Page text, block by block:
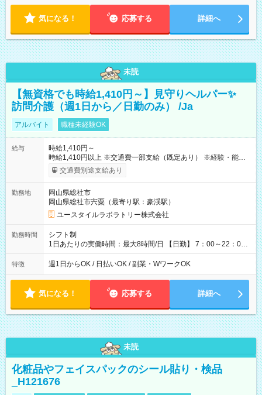
気になる！ 応募する 詳細へ
未読
【無資格でも時給1,410円～】見守りヘルパー✨
訪問介護（週1日から／日勤のみ） /Ja
アルバイト 職種未経験OK
給与
時給1,410円～
時給1,410円以上 ※交通費一部支給（既定あり） ※経験・能力を
考慮して決定します 【収入例】 週1回勤務の場合：1,410円×8時
間×4回=4万5,120円 週3回勤務の場合：1,410円×8時間×12回
5,600円 【試用期間】試用期間あり 試用期間の長さ：2ヶ月
※ 雇用形態と給与に、本採用時と異なる部分があります。 雇用
形態：本採用時と同じです。 給与：時給 1,050円以上
交通費別途支給あり
勤務地
岡山県総社市
岡山県総社市宍粟（最寄り駅：豪渓駅）
ユースタイルラボラトリー株式会社
勤務時間
シフト制
1日あたりの実働時間：最大8時間/日 【日勤】 7：00～22：00
の間で8時間勤務（休憩時間は法定通り） ※週1日～OK ／ 夜勤
なし ＊＊ 勤務時間例 ＊＊ ■8時から17時 ■9時から18時 ■10
定（毎週同じ曜日勤務）
特徴 週1日からOK / 日払いOK / 副業・WワークOK
気になる！ 応募する 詳細へ
未読
化粧品やフェイスパックのシール貼り・検品
_H121676